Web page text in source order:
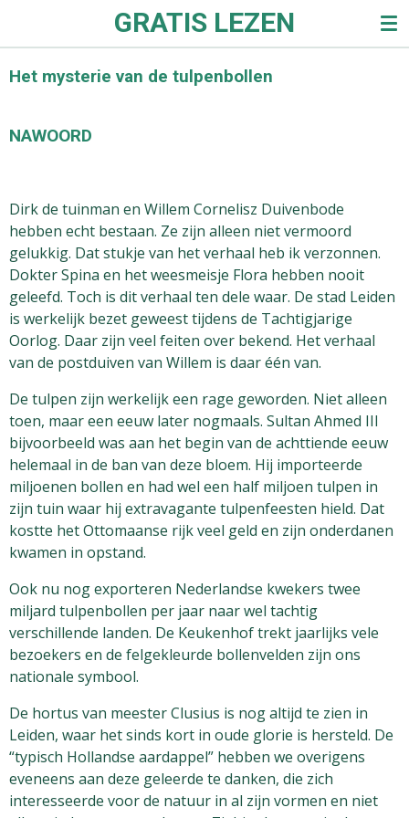
de
GRATIS LEZEN
Het mysterie van de tulpenbollen
NAWOORD
Dirk de tuinman en Willem Cornelisz Duivenbode
hebben echt bestaan. Ze zijn alleen niet vermoord
gelukkig. Dat stukje van het verhaal heb ik verzonnen.
Dokter Spina en het weesmeisje Flora hebben nooit
geleefd. Toch is dit verhaal ten dele waar. De stad Leiden
is werkelijk bezet geweest tijdens de Tachtigjarige
Oorlog. Daar zijn veel feiten over bekend. Het verhaal
van de postduiven van Willem is daar één van.
De tulpen zijn werkelijk een rage geworden. Niet alleen
toen, maar een eeuw later nogmaals. Sultan Ahmed III
bijvoorbeeld was aan het begin van de achttiende eeuw
helemaal in de ban van deze bloem. Hij importeerde
miljoenen bollen en had wel een half miljoen tulpen in
zijn tuin waar hij extravagante tulpenfeesten hield. Dat
kostte het Ottomaanse rijk veel geld en zijn onderdanen
kwamen in opstand.
Ook nu nog exporteren Nederlandse kwekers twee
miljard tulpenbollen per jaar naar wel tachtig
verschillende landen. De Keukenhof trekt jaarlijks vele
bezoekers en de felgekleurde bollenvelden zijn ons
nationale symbool.
De hortus van meester Clusius is nog altijd te zien in
Leiden, waar het sinds kort in oude glorie is hersteld. De
“typisch Hollandse aardappel” hebben we overigens
eveneens aan deze geleerde te danken, die zich
interesseerde voor de natuur in al zijn vormen en niet